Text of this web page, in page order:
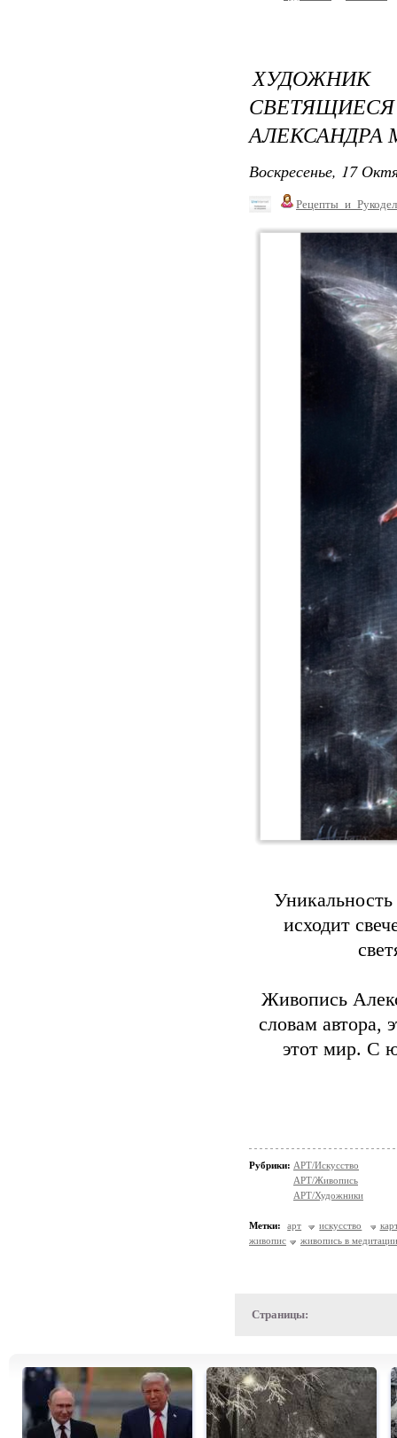
АЛЕКСАНДРА
Воскресенье, 17
исходит
Живопись
словам автора,
этот мир. С
Рубрики: АРТ/Искусство
АРТ/Живопись
АРТ/Художники
Метки: арт искусство
живопис
живопись в медитации
Страницы: